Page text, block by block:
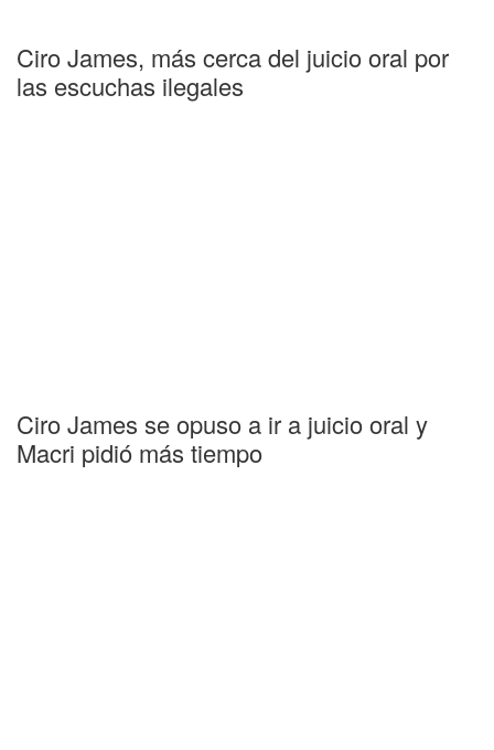
Ciro James, más cerca del juicio oral por
las escuchas ilegales
Ciro James se opuso a ir a juicio oral y
Macri pidió más tiempo